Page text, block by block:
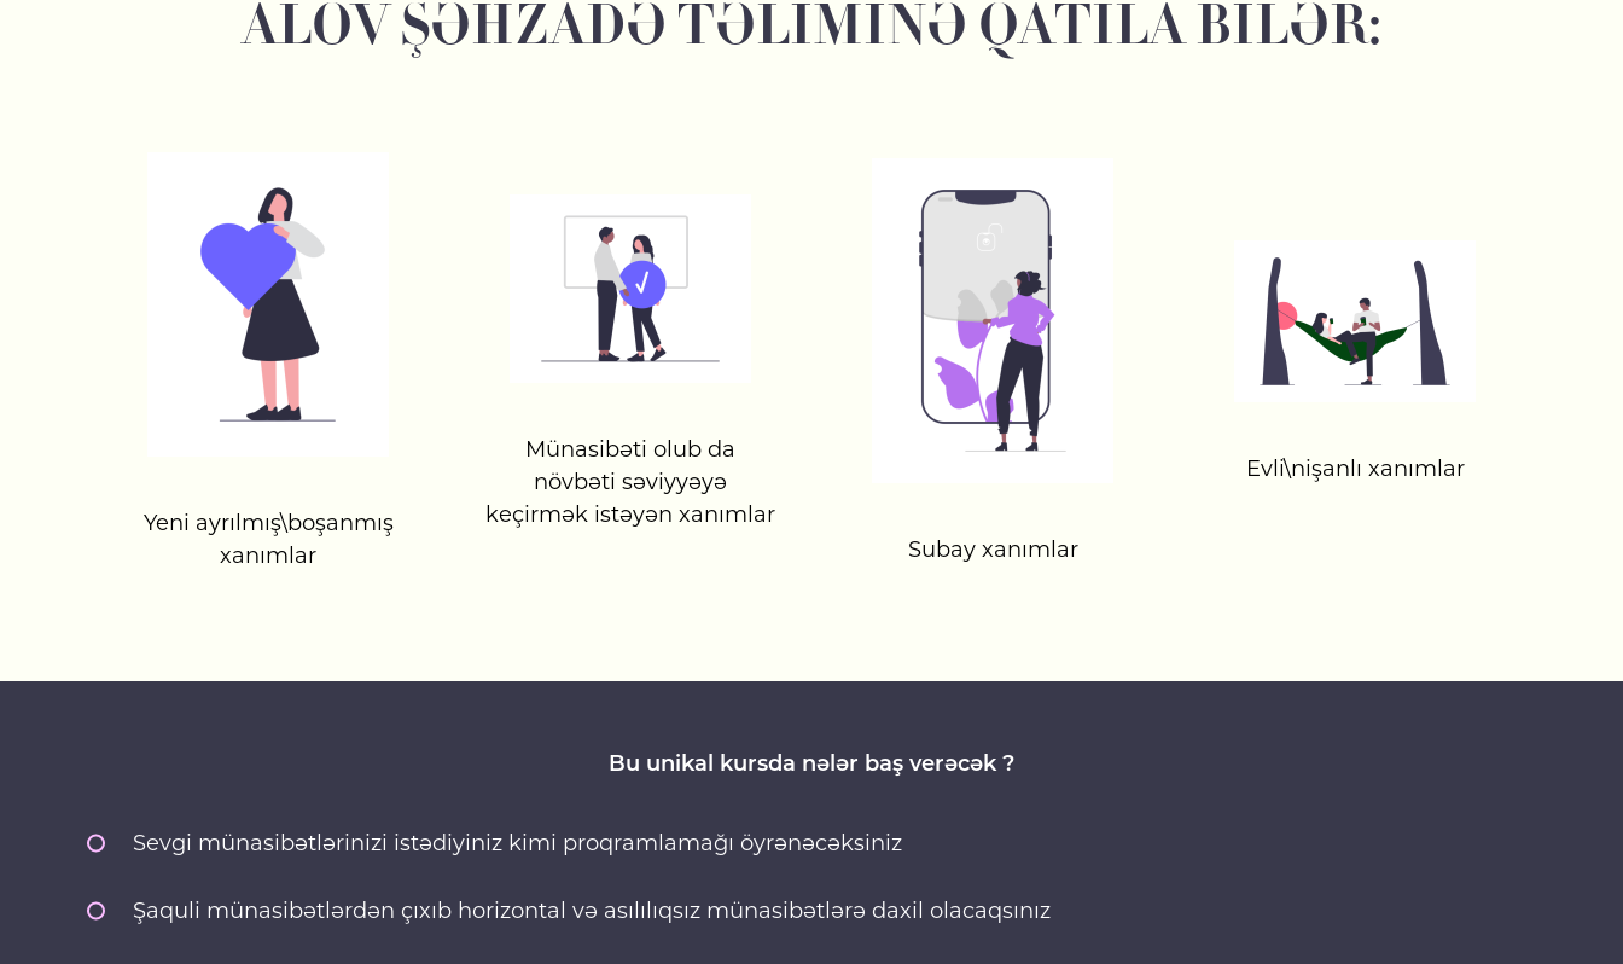
ALOV ŞƏHZADƏ TƏLİMİNƏ QATILA BİLƏR:
Yeni ayrılmış\boşanmış
xanımlar
Münasibəti olub da
növbəti səviyyəyə
keçirmək istəyən xanımlar
Subay xanımlar
Evli\nişanlı xanımlar
Bu unikal kursda nələr baş verəcək ?
Sevgi münasibətlərinizi istədiyiniz kimi proqramlamağı öyrənəcəksiniz
Şaquli münasibətlərdən çıxıb horizontal və asılılıqsız münasibətlərə daxil olacaqsınız